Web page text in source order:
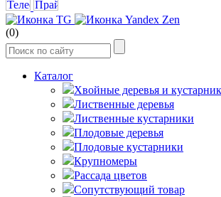
(0)
Каталог
Хвойные деревья и
Лиственные деревья
Лиственные кустарники
Плодовые деревья
Плодовые кустарники
Крупномеры
Рассада цветов
Сопутствующий товар